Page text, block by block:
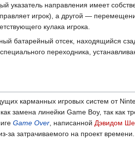
указатель направления имеет
игрок), а другой —
кулака игрока.
батарейный отсек, находящийся
переходника,
карманных игровых систем от
замена линейки Game Boy, так как
Game Over , написанной Дэвидом
затрачиваемого на проект